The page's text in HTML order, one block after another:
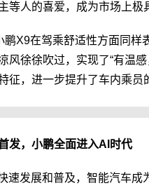
等人的喜爱，成为市场上
鹏X9在驾乘舒适性方面同
风徐徐吹过，实现了“有温
征，进一步提升了车内乘员
发，小鹏全面进入AI时代
速发展和普及，智能汽车成